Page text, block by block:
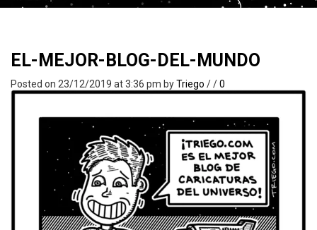
EL-MEJOR-BLOG-DEL-MUNDO
Posted on 23/12/2019 at 3:36 pm byTriego //0